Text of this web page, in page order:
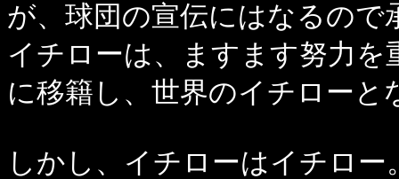
が、球団の宣伝にはなるので
イチローは、ますます努力
に移籍し、世界のイチローと
しかし、イチローはイチロー